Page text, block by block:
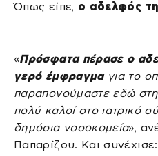
Όπως είπε, ο αδελφός
«Πρόσφατα πέρασε ο
γερό έμφραγμαγια το
παραπονούμαστε εδώ
πολύ καλοί στο ιατρικό
δημόσια νοσοκομεία»,
Παπαρίζου. Και